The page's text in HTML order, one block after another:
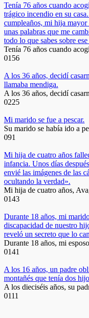
Tenía 76 años cuando
trágico incendio en su
cumpleaños, mi hija
unas palabras que me
todo lo que sabes sobre
Tenía 76 años cuando
0156
A los 36 años, decidí
llamaba mendiga.
A los 36 años, decidí
0225
Mi marido se fue a pescar.
Su marido se había ido a
091
Mi hija de cuatro años
infancia. Unos días
envié las imágenes de las
ocultando la verdad».
Mi hija de cuatro años,
0143
Durante 18 años, mi
discapacidad de nuestro
reveló un secreto que lo
Durante 18 años, mi
0141
A los 16 años, un padre
montañés que tenía dos
A los dieciséis años, su
0111